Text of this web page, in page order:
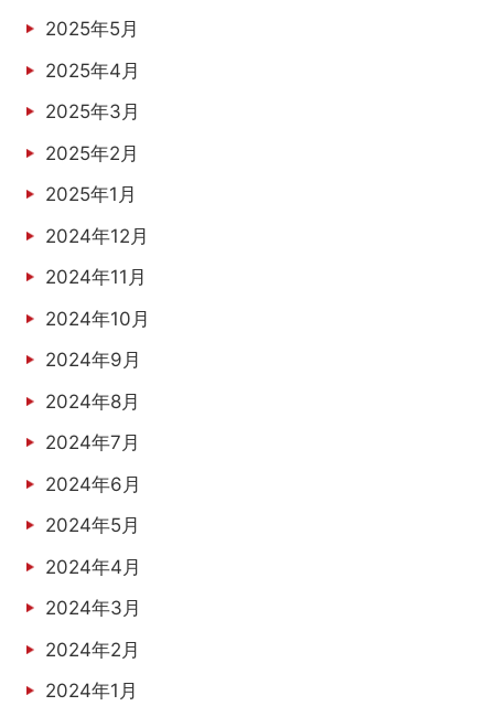
2025年5月
2025年4月
2025年3月
2025年2月
2025年1月
2024年12月
2024年11月
2024年10月
2024年9月
2024年8月
2024年7月
2024年6月
2024年5月
2024年4月
2024年3月
2024年2月
2024年1月